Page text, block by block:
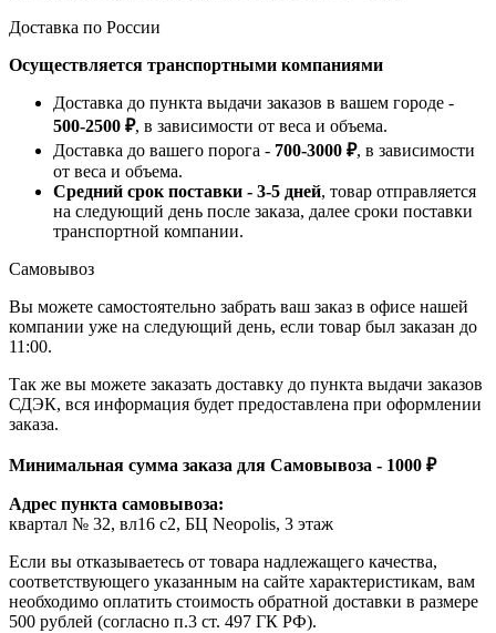
Доставка по России
Осуществляется транспортными компаниями
Доставка до пункта выдачи заказов в вашем городе -
500-2500 ₽, в зависимости от веса и объема.
Доставка до вашего порога - 700-3000 ₽, в зависимости
от веса и объема.
Средний срок поставки - 3-5 дней, товар отправляется
на следующий день после заказа, далее сроки поставки
транспортной компании.
Самовывоз
Вы можете самостоятельно забрать ваш заказ в офисе нашей
компании уже на следующий день, если товар был заказан до
11:00.
Так же вы можете заказать доставку до пункта выдачи заказов
СДЭК, вся информация будет предоставлена при оформлении
заказа.
Минимальная сумма заказа для Самовывоза - 1000 ₽
Адрес пункта самовывоза:
квартал № 32, вл16 с2, БЦ Neopolis, 3 этаж
Если вы отказываетесь от товара надлежащего качества,
соответствующего указанным на сайте характеристикам, вам
необходимо оплатить стоимость обратной доставки в размере
500 рублей (согласно п.3 ст. 497 ГК РФ).